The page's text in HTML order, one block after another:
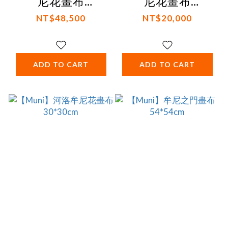
135*135cm
NT$48,500
ADD TO CART
54*54cm
NT$20,000
ADD TO CART